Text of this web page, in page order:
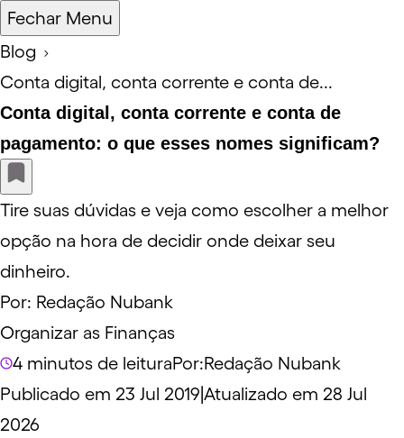
Fechar Menu
Blog
Conta digital, conta corrente e conta de...
Conta digital, conta corrente e conta de
pagamento: o que esses nomes significam?
Tire suas dúvidas e veja como escolher a melhor
opção na hora de decidir onde deixar seu
dinheiro.
Por: Redação Nubank
Organizar as Finanças
4 minutos de leituraPor:Redação Nubank
Publicado em 23 Jul 2019 Atualizado em 28 Jul
2026